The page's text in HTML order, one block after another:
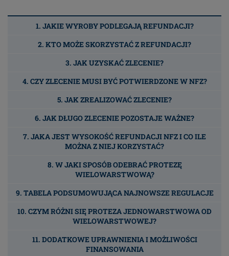
1. JAKIE WYROBY PODLEGAJĄ REFUNDACJI?
2. KTO MOŻE SKORZYSTAĆ Z REFUNDACJI?
3. JAK UZYSKAĆ ZLECENIE?
4. CZY ZLECENIE MUSI BYĆ POTWIERDZONE W NFZ?
5. JAK ZREALIZOWAĆ ZLECENIE?
6. JAK DŁUGO ZLECENIE POZOSTAJE WAŻNE?
7. JAKA JEST WYSOKOŚĆ REFUNDACJI NFZ I CO ILE
MOŻNA Z NIEJ KORZYSTAĆ?
8. W JAKI SPOSÓB ODEBRAĆ PROTEZĘ
WIELOWARSTWOWĄ?
9. TABELA PODSUMOWUJĄCA NAJNOWSZE REGULACJE
10. CZYM RÓŻNI SIĘ PROTEZA JEDNOWARSTWOWA OD
WIELOWARSTWOWEJ?
11. DODATKOWE UPRAWNIENIA I MOŻLIWOŚCI
FINANSOWANIA